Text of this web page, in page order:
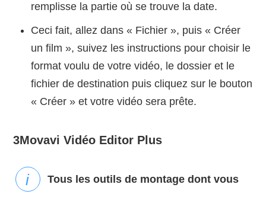
remplisse la partie où se trouve la date.
Ceci fait, allez dans « Fichier », puis « Créer
un film », suivez les instructions pour choisir le
format voulu de votre vidéo, le dossier et le
fichier de destination puis cliquez sur le bouton
« Créer » et votre vidéo sera prête.
3Movavi Vidéo Editor Plus
Tous les outils de montage dont vous